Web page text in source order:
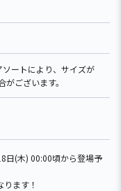
ートにより、サイズが
がございます。
日(木) 00:00頃から登場予
ます！